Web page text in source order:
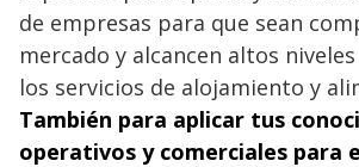
de empresas para que sean
mercado y alcancen altos
los servicios de alojamiento y
También para aplicar tus
operativos y comerciales para